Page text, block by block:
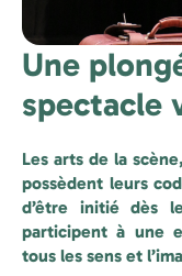
Une
spectacle
Les arts de la
possèdent leurs
d’être initié dès
participent à une
tous les sens et